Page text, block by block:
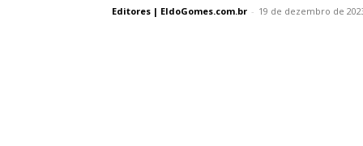
Editores | EldoGomes.com.br - 19 de dezembro de